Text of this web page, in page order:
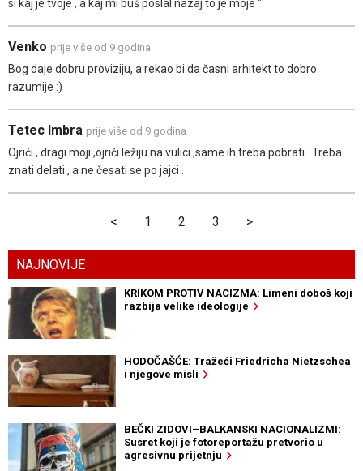
si kaj je tvoje , a kaj mi buš poslal nazaj to je moje ".
Venko prije više od 9 godina
Bog daje dobru proviziju, a rekao bi da časni arhitekt to dobro
razumije :)
Tetec Imbra prije više od 9 godina
Ojrići , dragi moji ,ojrići ležiju na vulici ,same ih treba pobrati . Treba
znati delati , a ne česati se po jajci .
< 1 2 3 >
NAJNOVIJE
KRIKOM PROTIV NACIZMA: Limeni doboš koji
razbija velike ideologije
HODOČAŠĆE: Tražeći Friedricha Nietzschea
i njegove misli
BEČKI ZIDOVI–BALKANSKI NACIONALIZMI:
Susret koji je fotoreportažu pretvorio u
agresivnu prijetnju